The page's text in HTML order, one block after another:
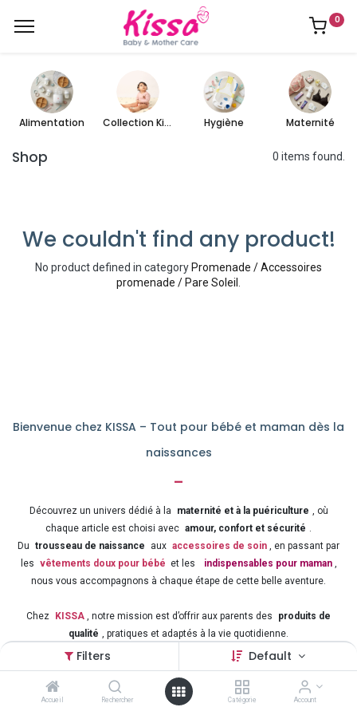
Filters Default
Accueil Rechercher Catégorie Account
0
Alimentation Collection Kissa Hygiène Maternité
Shop 0 items found.
We couldn't find any product!
No product defined in category Promenade / Accessoires
promenade / Pare Soleil
Bienvenue chez KISSA – Tout pour bébé et maman dès la
naissances
-
Découvrez un univers dédié à la maternité et à la puériculture
, où
chaque article est choisi avec amour, confort et sécurité
Du trousseau de naissance aux accessoires de soin
, en passant par
les vêtements doux pour bébé et les indispensables pour maman
nous vous accompagnons à chaque étape de cette belle aventure.
Chez KISSA , notre mission est d’offrir aux parents des
produits de
qualité
, pratiques et adaptés à la vie quotidienne.
Préparez sereinement l’arrivée de votre enfant grâce à notre
sélection d’articles pour bébé et maman , au meilleur rapport qualité-prix.
Puériculture – Naissance – Confort – Sécurité – Amour : tout ce qu’il